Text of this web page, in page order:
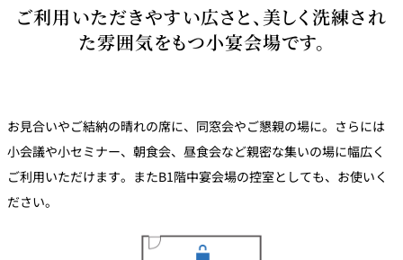
レス
トラ
ン＆
大観苑
創作料理
カフェ・ラウンジ
SATSUKI
LOUNGE
スイーツ
ストア オープン
お
問
資
料
ー
ム
ご利用いただきやすい広さと、美しく洗練され
た雰囲気をもつ小宴会場です。
お見合いやご結納の晴れの席に、同窓会やご懇親の場に。さらには
小会議や小セミナー、朝食会、昼食会など親密な集いの場に幅広く
ご利用いただけます。またB1階中宴会場の控室としても、お使いく
ださい。